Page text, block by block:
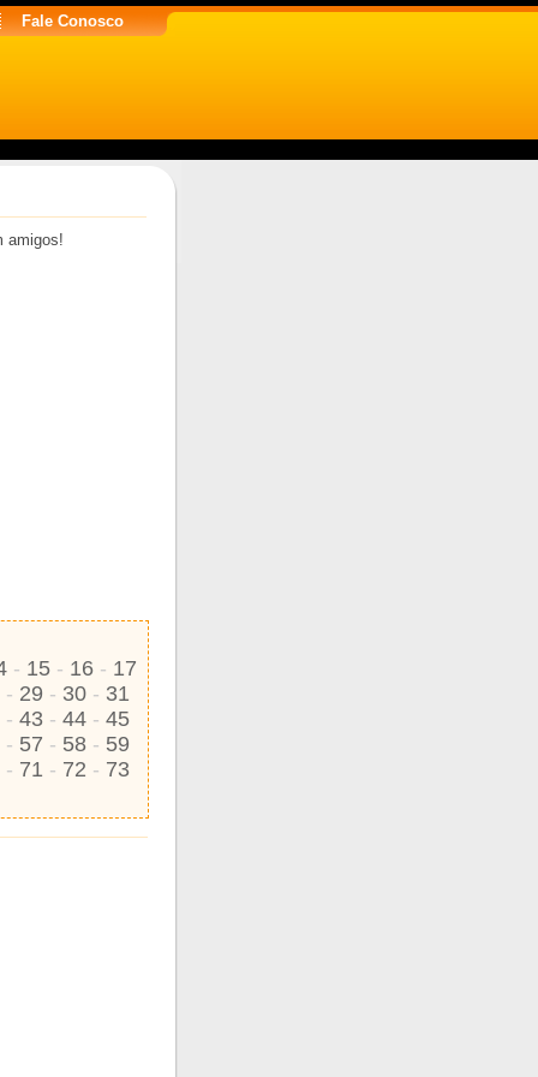
Fale Conosco
amigos!
- 15 - 16 - 17
- 29 - 30 - 31
-43 -44 -45
- 57 - 58 - 59
- 71 - 72 - 73